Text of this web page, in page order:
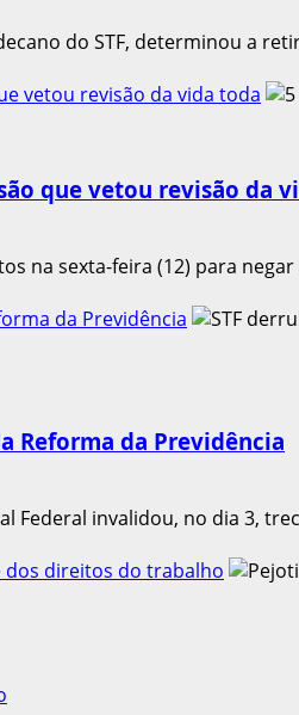
do STF, determinou a
vetou revisão da vida toda
que vetou revisão da
na sexta-feira (12) para
da Previdência
Reforma da Previdência
Federal invalidou, no dia 3,
dos direitos do trabalho